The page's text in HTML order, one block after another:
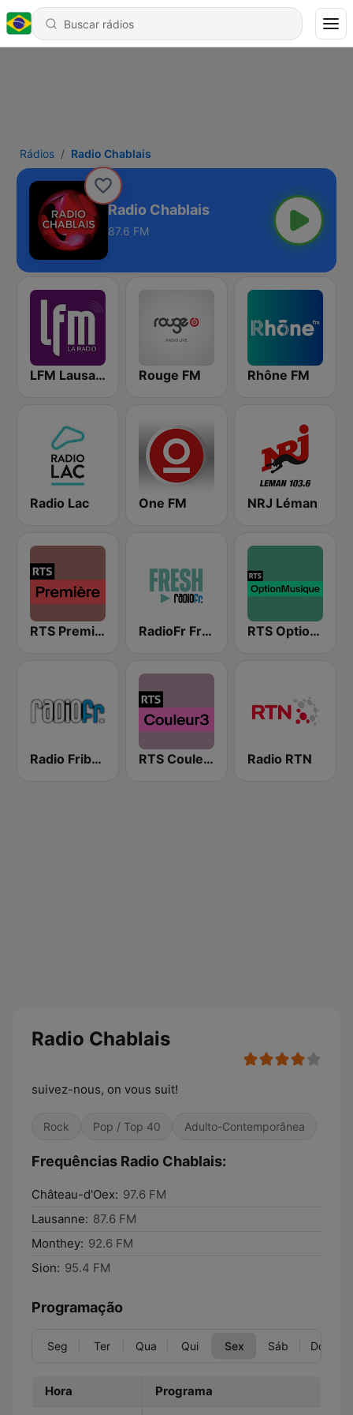
Rádios Radio Chablais
Radio Chablais
87.6 FM
LFM Lausanne FM Rouge FM Rhône FM
Radio Lac One FM NRJ Léman
RTS Première RadioFr Fresh RTS Option Musique
Radio Fribourg RTS Couleur 3 Radio RTN
Radio Chablais
suivez-nous, on vous suit!
Rock Pop / Top 40 Adulto-Contemporânea
Frequências Radio Chablais:
Château-d'Oex: 97.6 FM
Lausanne: 87.6 FM
Monthey: 92.6 FM
Sion: 95.4 FM
Programação
Seg Ter Qua Qui Sex Sáb Dom
Hora Programa